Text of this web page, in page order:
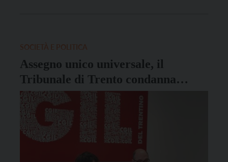
Assegno unico universale, il
Tribunale di Trento condanna
l’Inps per “condotta
discriminatoria”